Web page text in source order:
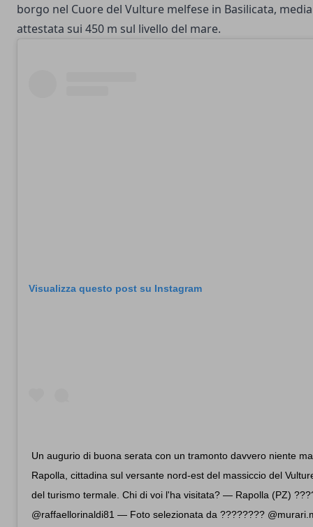
borgo nel Cuore del Vulture melfese in Basilicata,
attestata sui 450 m sul livello del mare.
Visualizza questo post su Instagram
Un augurio di buona serata con un tramonto davvero niente
Rapolla, cittadina sul versante nord-est del massiccio del
del turismo termale. Chi di voi l'ha visitata? — Rapolla (PZ)
@raffaellorinaldi81 — Foto selezionata da ????‍????